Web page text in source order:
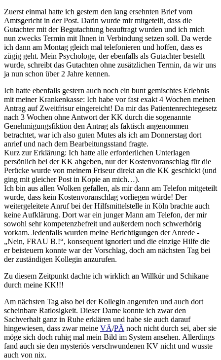
Zuerst einmal hatte ich gestern den lang ersehnten Brief vom
Amtsgericht in der Post. Darin wurde mir mitgeteilt, dass die
Gutachter mit der Begutachtung beauftragt wurden und ich mich
nun zwecks Termin mit Ihnen in Verbindung setzen soll. Da werde
ich dann am Montag gleich mal telefonieren und hoffen, dass es
zügig geht. Mein Psychologe, der ebenfalls als Gutachter bestellt
wurde, schreibt das Gutachten ohne zusätzlichen Termin, da wir uns
ja nun schon über 2 Jahre kennen.
Ich hatte ebenfalls gestern auch noch ein bunt gemischtes Erlebnis
mit meiner Krankenkasse: Ich habe vor fast exakt 4 Wochen meinen
Antrag auf Zweitfrisur eingereicht! Da mir das Patientenrechtegesetz
nach 3 Wochen ohne Antwort der KK durch die sogenannte
Genehmigungsfiktion den Antrag als faktisch angenommen
betrachtet, war ich also guten Mutes als ich am Donnerstag dort
anrief und nach dem Bearbeitungsstand fragte.
Kurz zur Erklärung: Ich hatte alle erforderlichen Unterlagen
persönlich bei der KK abgeben, nur der Kostenvoranschlag für die
Perücke wurde von meinem Friseur direkt an die KK geschickt (und
ging mit gleicher Post in Kopie an mich…).
Ich bin aus allen Wolken gefallen, als mir dann am Telefon mitgeteilt
wurde, dass kein Kostenvoranschlag vorliegen würde! Der
weitergeleitete Anruf bei der Hilfsmittelstelle in Köln brachte auch
keine Aufklärung. Dort war ein junger Mann am Telefon, der mir
sowohl sehr kompetenzbefreit und außerdem noch schwerhörig
vorkam. Jedenfalls wurden meine Berichtigungen der Anrede -
„Nein, FRAU B.!“, konsequent ignoriert und die einzige Hilfe die
er beisteuern konnte war der Vorschlag, doch am nächsten Tag bei
der zuständigen Kollegin anzurufen.
Zu diesem Zeitpunkt dachte ich wirklich an Willkür und Schikane
durch meine KK!!!
Am nächsten Tag also bei der Kollegin angerufen und auch dort
scheinbare Ratlosigkeit. Dieser Dame konnte ich zwar den
Sachverhalt ganz in Ruhe erklären und habe sie auch darauf
hingewiesen, dass zwar meine VÄ/PÄ noch nicht durch sei, aber sie
möge sich doch ruhig mal mein Bild im System ansehen. Allerdings
fand auch sie den mysteriös verschwundenen KV nicht und wusste
auch von nix.